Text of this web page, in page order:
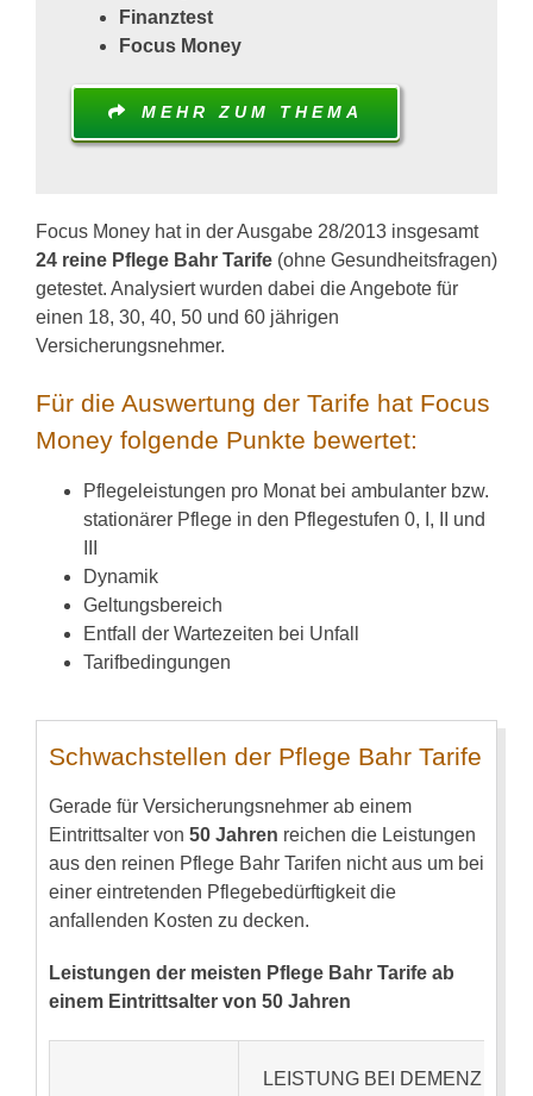
Finanztest
Focus Money
MEHR ZUM THEMA
Focus Money hat in der Ausgabe 28/2013 insgesamt
24 reine Pflege Bahr Tarife(ohne Gesundheitsfragen)
getestet. Analysiert wurden dabei die Angebote für
einen 18, 30, 40, 50 und 60 jährigen
Versicherungsnehmer.
Für die Auswertung der Tarife hat Focus
Money folgende Punkte bewertet:
Pflegeleistungen pro Monat bei ambulanter bzw.
stationärer Pflege in den Pflegestufen 0, I, II und
Dynamik
Geltungsbereich
Entfall der Wartezeiten bei Unfall
Tarifbedingungen
Schwachstellen der Pflege Bahr Tarife
Gerade für Versicherungsnehmer ab einem
Eintrittsalter von 50 Jahren reichen die Leistungen
aus den reinen Pflege Bahr Tarifen nicht aus um bei
einer eintretenden Pflegebedürftigkeit die
anfallenden Kosten zu decken.
Leistungen der meisten Pflege Bahr Tarife ab
einem Eintrittsalter von 50 Jahren
LEISTUNG BEI DEMENZ /